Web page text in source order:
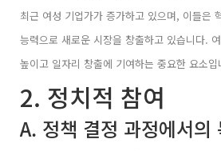
최근 여성 기업가가 증가하고 있으며, 이들은
능력으로 새로운 시장을 창출하고 있습니다.
높이고 일자리 창출에 기여하는 중요한 요소입
2. 정치적 참여
A. 정책 결정 과정에서의